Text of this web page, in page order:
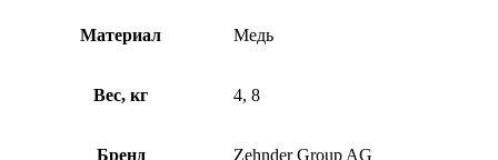
Материал Медь
Вес, кг 4, 8
Бренд Zehnder Group AG